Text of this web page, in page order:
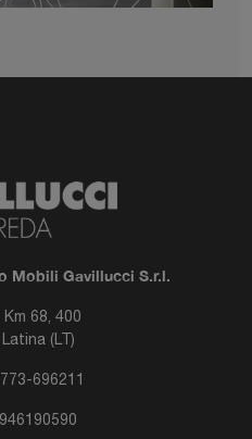
Mobili Gavillucci S.r.l.
68, 400
(LT)
696211